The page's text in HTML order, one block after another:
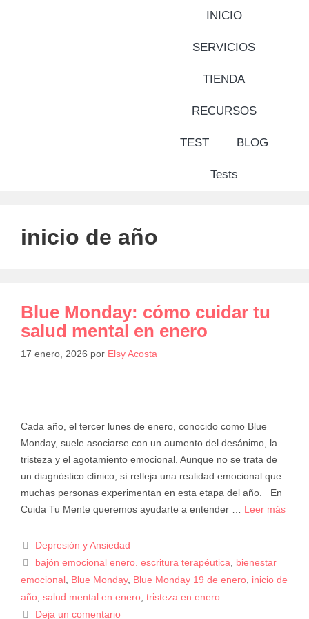
INICIO
SERVICIOS
TIENDA
RECURSOS
TEST BLOG
Tests
inicio de año
Blue Monday: cómo cuidar tu
salud mental en enero
17 enero, 2026 por Elsy Acosta
Cada año, el tercer lunes de enero, conocido como Blue
Monday, suele asociarse con un aumento del desánimo, la
tristeza y el agotamiento emocional. Aunque no se trata de
un diagnóstico clínico, sí refleja una realidad emocional que
muchas personas experimentan en esta etapa del año. En
Cuida Tu Mente queremos ayudarte a entender … Leer más
Depresión y Ansiedad
bajón emocional enero. escritura terapéutica
bienestar
emocional Blue Monday, Blue Monday 19 de enero inicio de
año salud mental en enero tristeza en enero
Deja un comentario